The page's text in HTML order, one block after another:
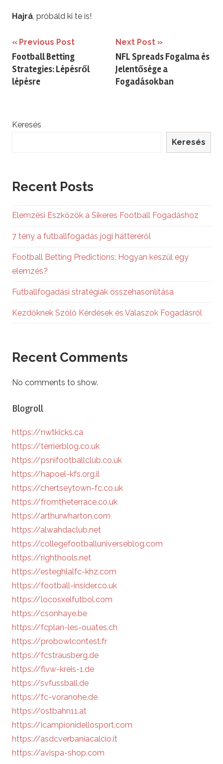
Hajrá, próbáld ki te is!
Bejegyzés
navigáció
Previous Post
Football Betting
Strategies: Lépésről
lépésre
Next Post
NFL Spreads Fogalma és
Jelentősége a
Fogadásokban
Keresés
Keresés
Recent Posts
Elemzési Eszközök a Sikeres Football Fogadáshoz
7 tény a futballfogadás jogi hátteréről
Football Betting Predictions: Hogyan készül egy
elemzés?
Futballfogadási stratégiák összehasonlítása
Kezdőknek Szóló Kérdések és Válaszok Fogadásról
Recent Comments
No comments to show.
Blogroll
https://nwtkicks.ca
https://terrierblog.co.uk
https://psnifootballclub.co.uk
https://hapoel-kfs.org.il
https://chertseytown-fc.co.uk
https://fromtheterrace.co.uk
https://arthurwharton.com
https://alwahdaclub.net
https://collegefootballuniverseblog.com
https://righthools.net
https://esteghlalfc-khz.com
https://football-insider.co.uk
https://locosxelfutbol.com
https://csonhaye.be
https://fcplan-les-ouates.ch
https://probowlcontest.fr
https://fcstrausberg.de
https://flvw-kreis-1.de
https://svfussball.de
https://fc-voranohe.de
https://ostbahn11.at
https://icampionidellosport.com
https://asdcverbaniacalcio.it
https://avispa-shop.com